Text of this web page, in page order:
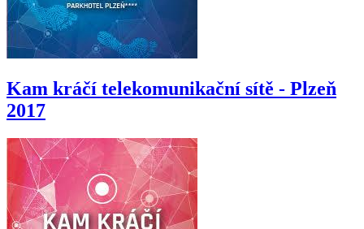
Kam kráčí telekomunikační sítě - Plzeň
2017